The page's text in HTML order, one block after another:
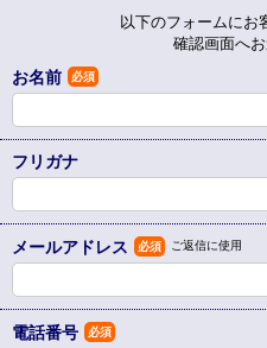
以下のフォームにお
確認画面へお
お名前 必須
フリガナ
メールアドレス 必須 ご返信に使用
電話番号 必須